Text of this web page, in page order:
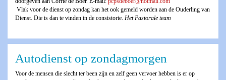
Vlak voor de dienst op zondag kan het ook gemeld worden aan de Ouderling van
Dienst. Die is dan te vinden in de consistorie. Het Pastorale team
Autodienst op zondagmorgen
Voor de mensen die slecht ter been zijn en zelf geen vervoer hebben is er op